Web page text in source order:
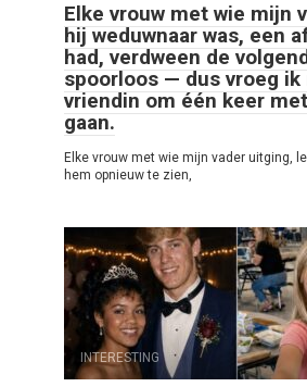
Elke vrouw met wie mijn
hij weduwnaar was, een
had, verdween de
spoorloos — dus vroeg
vriendin om één keer
gaan.
Elke vrouw met wie mijn vader uitging,
hem opnieuw te zien,
INTERESTING